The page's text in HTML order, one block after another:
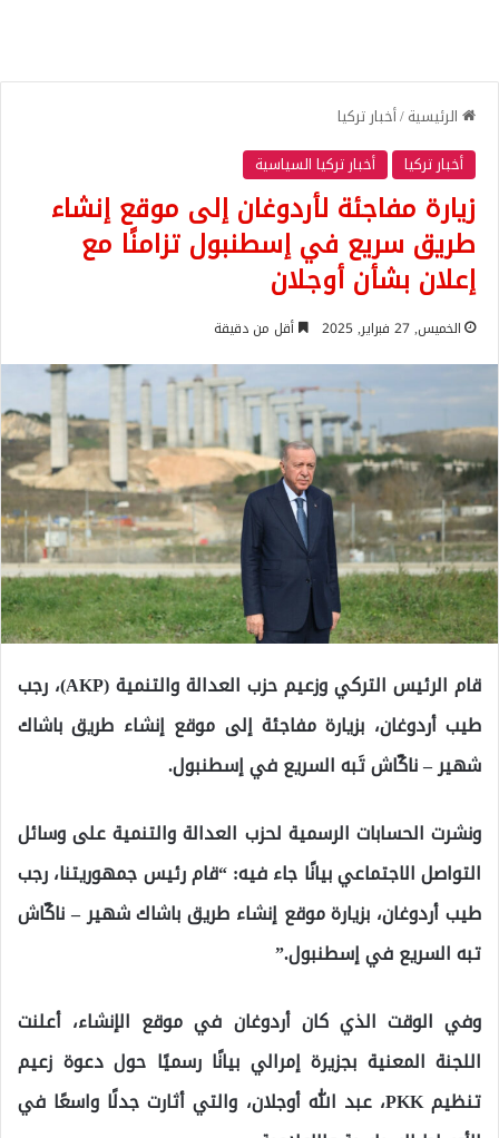
الرئيسية/أخبار تركيا
أخبار تركيا
أخبار تركيا السياسية
زيارة مفاجئة لأردوغان إلى موقع إنشاء
طريق سريع في إسطنبول تزامنًا مع
إعلان بشأن أوجلان
الخميس, 27 فبراير, 2025 أقل من دقيقة
قام الرئيس التركي وزعيم حزب العدالة والتنمية (AKP)، رجب
طيب أردوغان، بزيارة مفاجئة إلى موقع إنشاء طريق باشاك
شهير – ناكّاش تَبه السريع في إسطنبول.
ونشرت الحسابات الرسمية لحزب العدالة والتنمية على وسائل
التواصل الاجتماعي بيانًا جاء فيه: “قام رئيس جمهوريتنا، رجب
طيب أردوغان، بزيارة موقع إنشاء طريق باشاك شهير – ناكّاش
تبه السريع في إسطنبول.”
وفي الوقت الذي كان أردوغان في موقع الإنشاء، أعلنت
اللجنة المعنية بجزيرة إمرالي بيانًا رسميًا حول دعوة زعيم
تنظيم PKK، عبد الله أوجلان، والتي أثارت جدلًا واسعًا في